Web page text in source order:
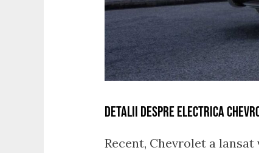
DETALII DESPRE ELECTRICA
Recent, Chevrolet a